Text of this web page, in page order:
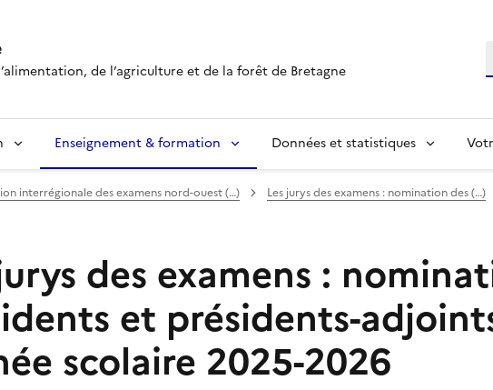
de l’agriculture et de la forêt de Bretagne
Enseignement & formation Données et statistiques
interrégionale des examens nord-ouest (…) Les jurys des examens : nomination des (…)
des examens :
et présidents-
scolaire 2025-2026